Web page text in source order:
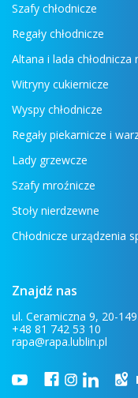
Szafy chłodnicze
Regały chłodnicze
Altana i lada chłodnicza
Witryny cukiernicze
Wyspy chłodnicze
Regały piekarnicze i
Lady grzewcze
Szafy mroźnicze
Stoły nierdzewne
Chłodnicze urządzenia
Znajdź nas
ul. Ceramiczna 9, 20-
+48 81 742 53 10
rapa@rapa.lublin.pl